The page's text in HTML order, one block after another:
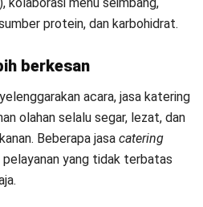
pesanan
katering berbasis
yang berjalan secara otomatis.
kesulitan untuk
mudah mengakses data